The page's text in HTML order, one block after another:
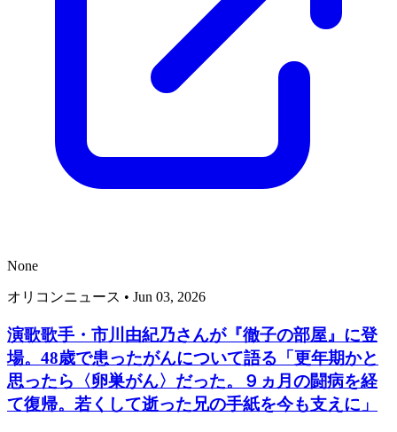
None
オリコンニュース • Jun 03, 2026
演歌歌手・市川由紀乃さんが『徹子の部屋』に登
場。48歳で患ったがんについて語る「更年期かと
思ったら〈卵巣がん〉だった。９ヵ月の闘病を経
て復帰。若くして逝った兄の手紙を今も支えに」